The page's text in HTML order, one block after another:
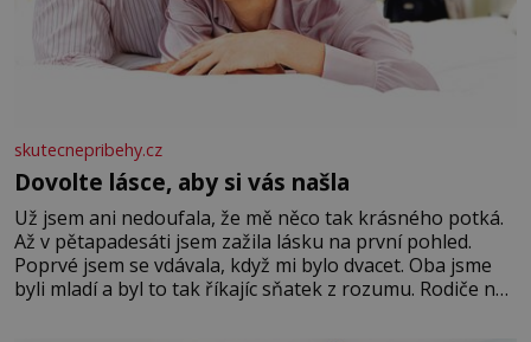
skutecnepribehy.cz
Dovolte lásce, aby si vás našla
Už jsem ani nedoufala, že mě něco tak krásného potká.
Až v pětapadesáti jsem zažila lásku na první pohled.
Poprvé jsem se vdávala, když mi bylo dvacet. Oba jsme
byli mladí a byl to tak říkajíc sňatek z rozumu. Rodiče nás